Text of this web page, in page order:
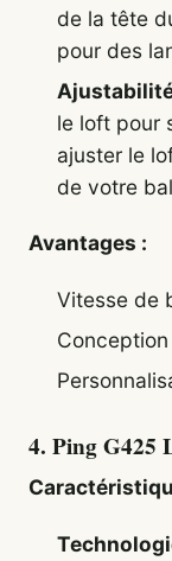
de la tête
pour des
le loft pour
ajuster le
de votre
Avantages :
Vitesse de
4. Ping G425